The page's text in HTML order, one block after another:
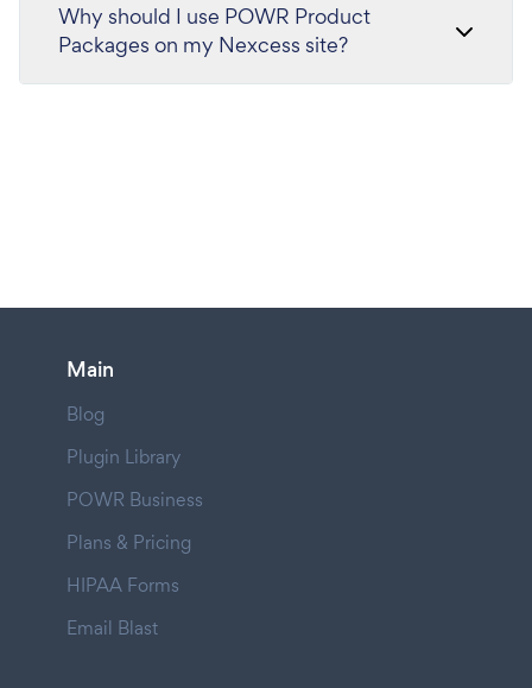
Why should I use POWR Product
Packages on my Nexcess site?
Main
Blog
Plugin Library
POWR Business
Plans & Pricing
HIPAA Forms
Email Blast